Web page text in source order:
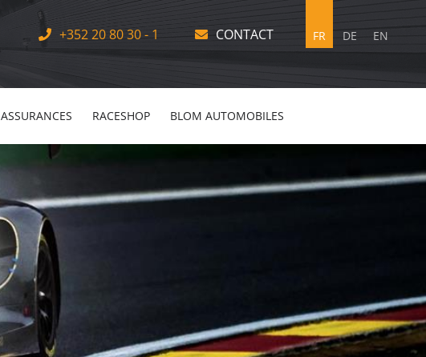
+352 20 80 30 - 1 CONTACT FR DE EN
ASSURANCES RACESHOP BLOM AUTOMOBILES